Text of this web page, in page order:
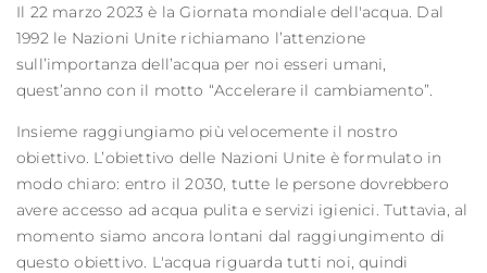
Il 22 marzo 2023 è la Giornata mondiale dell'acqua. Dal
1992 le Nazioni Unite richiamano l’attenzione
sull’importanza dell’acqua per noi esseri umani,
quest’anno con il motto “Accelerare il cambiamento”.
Insieme raggiungiamo più velocemente il nostro
obiettivo. L’obiettivo delle Nazioni Unite è formulato in
modo chiaro: entro il 2030, tutte le persone dovrebbero
avere accesso ad acqua pulita e servizi igienici. Tuttavia, al
momento siamo ancora lontani dal raggiungimento di
questo obiettivo. L'acqua riguarda tutti noi, quindi